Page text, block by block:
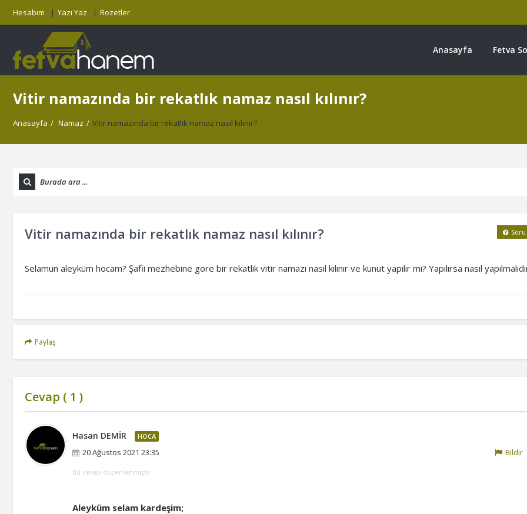
Hesabım Yazı Yaz Rozetler
Anasayfa Fetva
Vitir namazında bir rekatlık namaz nasıl kılınır?
Anasayfa / Namaz / Vitir namazında bir rekatlık namaz nasıl kılınır?
Vitir namazında bir rekatlık namaz nasıl kılınır? Soru
Selamun aleyküm hocam? Şafii mezhebine göre bir rekatlık vitir namazı nasıl kılınır ve kunut yapılır mı? Yapılırsa nasıl
Paylaş
Cevap ( 1 )
Hasan DEMİR HOCA
20 Ağustos 2021 23:35 Bildir
Bu cevap düzenlenmiştir.
Aleyküm selam kardeşim;